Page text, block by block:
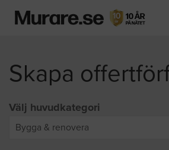
Skapa
Välj huvudkategori